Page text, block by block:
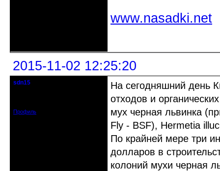
www.nasadki.net
2015-11-02 12:25:20
sdn15
Профиль
На сегодняшний день
отходов и
мух черная львинка
Fly - BSF), Hermetia
По крайней мере три
долларов в
колоний мухи черная